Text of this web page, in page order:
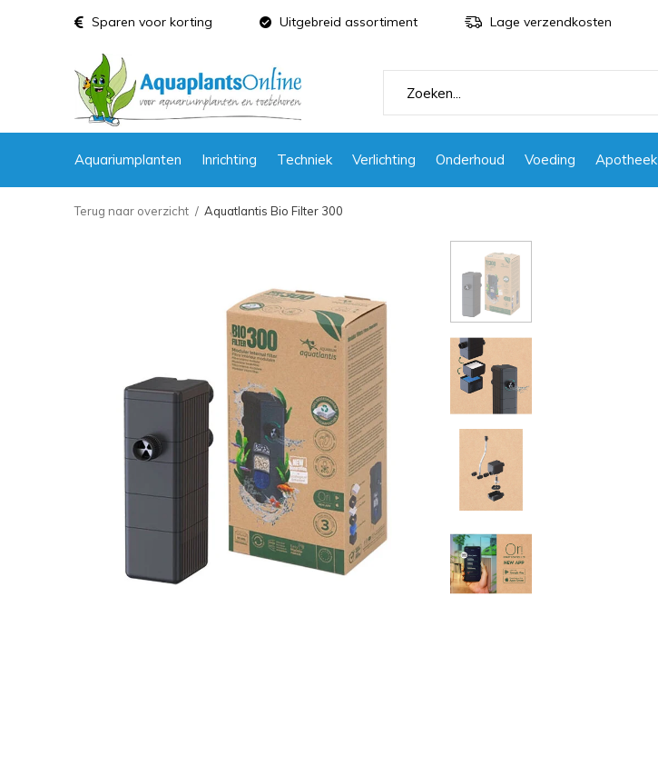
Aquariumplanten Inrichting Techniek Verlichting Onderhoud Voeding Apotheek
Sparen voor korting Uitgebreid assortiment Lage verzendkosten
Terug naar overzicht Aquatlantis Bio Filter 300